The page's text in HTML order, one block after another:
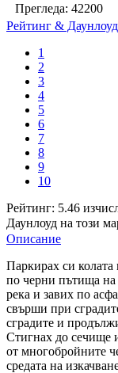
Прегледа: 42200
Рейтинг & Даунлоуд
1
2
3
4
5
6
7
8
9
10
Рейтинг: 5.46
Даунлоуд на този
Описание
Паркирах си
по черни пътища на
река и завих по
свърши при
сградите и
Стигнах до сечище
от многобройните
средата на